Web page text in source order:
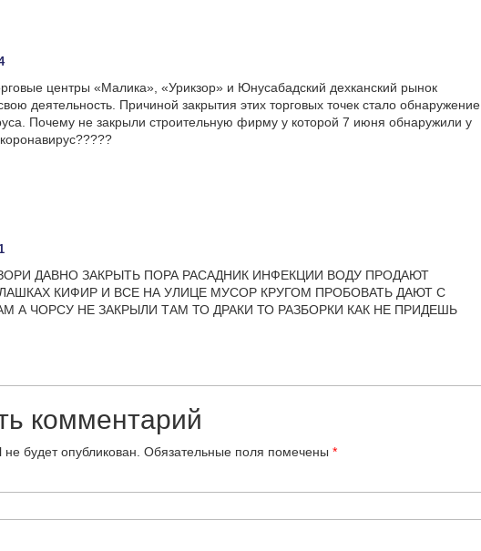
центры «Малика», «Урикзор» и Юнусабадский дехканский рынок
деятельность. Причиной закрытия этих торговых точек стало обнаружение
Почему не закрыли строительную фирму у которой 7 июня обнаружили у
ДАВНО ЗАКРЫТЬ ПОРА РАСАДНИК ИНФЕКЦИИ ВОДУ ПРОДАЮТ
КИФИР И ВСЕ НА УЛИЦЕ МУСОР КРУГОМ ПРОБОВАТЬ ДАЮТ С
А ЧОРСУ НЕ ЗАКРЫЛИ ТАМ ТО ДРАКИ ТО РАЗБОРКИ КАК НЕ ПРИДЕШЬ
комментарий
будет опубликован. Обязательные поля помечены *